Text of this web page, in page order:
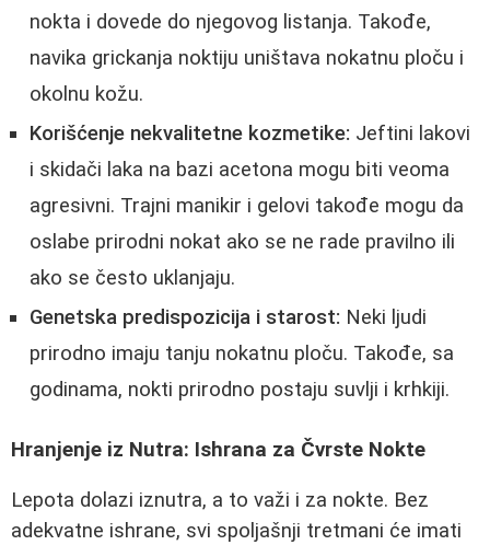
nokta i dovede do njegovog listanja. Takođe,
navika grickanja noktiju uništava nokatnu ploču i
okolnu kožu.
Korišćenje nekvalitetne kozmetike: Jeftini lakovi
i skidači laka na bazi acetona mogu biti veoma
agresivni. Trajni manikir i gelovi takođe mogu da
oslabe prirodni nokat ako se ne rade pravilno ili
ako se često uklanjaju.
Genetska predispozicija i starost: Neki ljudi
prirodno imaju tanju nokatnu ploču. Takođe, sa
godinama, nokti prirodno postaju suvlji i krhkiji.
Hranjenje iz Nutra: Ishrana za Čvrste Nokte
Lepota dolazi iznutra, a to važi i za nokte. Bez
adekvatne ishrane, svi spoljašnji tretmani će imati